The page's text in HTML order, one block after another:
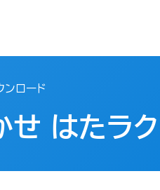
ンロード
はたラク